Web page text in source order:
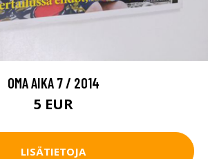
OMA AIKA 7 / 2014
5 EUR
LISÄTIETOJA